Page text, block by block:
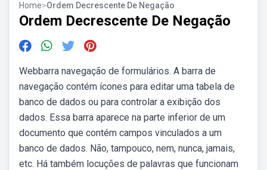
Home>Ordem Decrescente De Negação
Ordem Decrescente De Negação
Webbarra navegação de formulários. A barra de
navegação contém ícones para editar uma tabela de
banco de dados ou para controlar a exibição dos
dados. Essa barra aparece na parte inferior de um
documento que contém campos vinculados a um
banco de dados. Não, tampouco, nem, nunca, jamais,
etc. Há também locuções de palavras que funcionam